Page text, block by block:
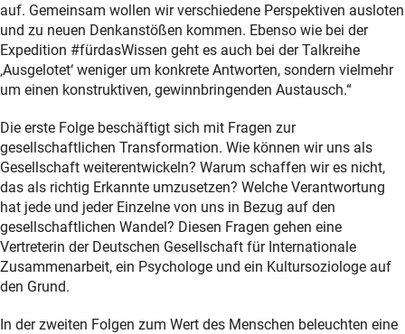
auf. Gemeinsam wollen wir verschiedene Perspektiven ausloten
und zu neuen Denkanstößen kommen. Ebenso wie bei der
Expedition #fürdasWissen geht es auch bei der Talkreihe
‚Ausgelotet‘ weniger um konkrete Antworten, sondern vielmehr
um einen konstruktiven, gewinnbringenden Austausch.“
Die erste Folge beschäftigt sich mit Fragen zur
gesellschaftlichen Transformation. Wie können wir uns als
Gesellschaft weiterentwickeln? Warum schaffen wir es nicht,
das als richtig Erkannte umzusetzen? Welche Verantwortung
hat jede und jeder Einzelne von uns in Bezug auf den
gesellschaftlichen Wandel? Diesen Fragen gehen eine
Vertreterin der Deutschen Gesellschaft für Internationale
Zusammenarbeit, ein Psychologe und ein Kultursoziologe auf
den Grund.
In der zweiten Folgen zum Wert des Menschen beleuchten eine